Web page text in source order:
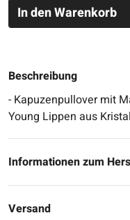
In den Warenkorb
Beschreibung
- Kapuzenpullover mit
Young Lippen aus
Informationen zum
Versand